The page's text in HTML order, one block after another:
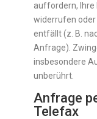
auffordern, Ihre
widerrufen
entfällt (z. B.
Anfrage).
insbesondere
unberührt.
Anfrage
Telefax